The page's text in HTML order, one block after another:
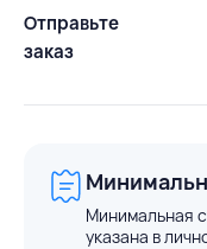
Отправьте
заказ
Минимальная
указана в